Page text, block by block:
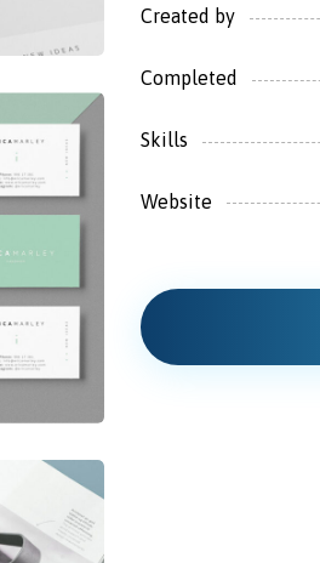
Created by
Completed
Skills
Website